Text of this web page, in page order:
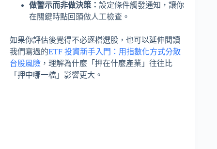
做警示而非做決策： 設定條件觸發通知，讓你
在關鍵時點回頭做人工檢查。
如果你評估後覺得不必逐檔選股，也可以延伸閱讀
我們寫過的ETF 投資新手入門：用指數化方式分散
台股風險 ，理解為什麼「押在什麼產業」往往比
「押中哪一檔」影響更大。